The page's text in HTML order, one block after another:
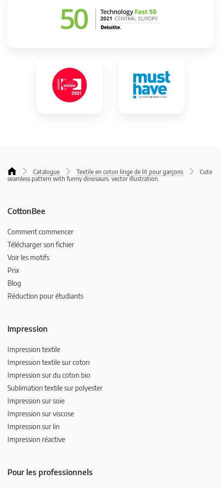
Catalogue Textile en coton linge de lit pour garçons
Cute
seamless pattern with funny dinosaurs. vector illustration.
CottonBee
Comment commencer
Télécharger son fichier
Voir les motifs
Prix
Blog
Réduction pour étudiants
Impression
Impression textile
Impression textile sur coton
Impression sur du coton bio
Sublimation textile sur polyester
Impression sur soie
Impression sur viscose
Impression sur lin
Impression réactive
Pour les professionnels